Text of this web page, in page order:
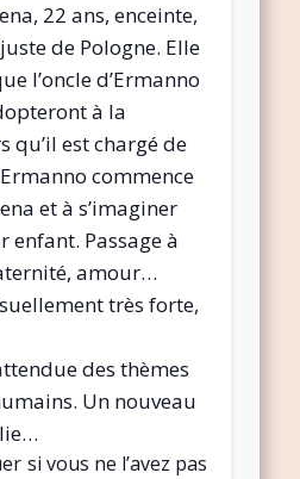
22 ans, enceinte,
de Pologne. Elle
l’oncle d’Ermanno
à la
qu’il est chargé de
commence
et à s’imaginer
enfant. Passage à
amour…
très forte,
des thèmes
Un nouveau
si vous ne l’avez pas